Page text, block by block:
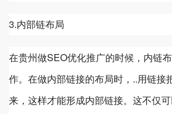
3.内部链布局
在贵州做SEO优化推广的时候，内链
作。在做内部链接的布局时，..用链接
来，这样才能形成内部链接。这不仅